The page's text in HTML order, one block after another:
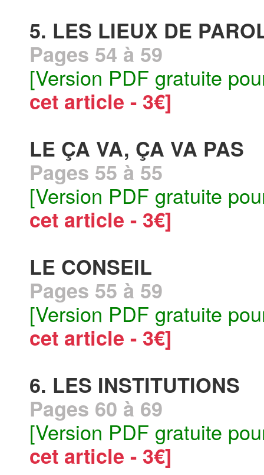
5. LES LIEUX DE
Pages 54 à 59
[Version PDF gratuite
cet article - 3€]
LE ÇA VA, ÇA VA PAS
Pages 55 à 55
[Version PDF gratuite
cet article - 3€]
LE CONSEIL
Pages 55 à 59
[Version PDF gratuite
cet article - 3€]
6. LES INSTITUTIONS
Pages 60 à 69
[Version PDF gratuite
cet article - 3€]